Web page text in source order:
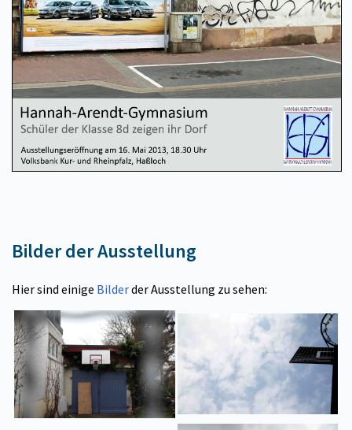
Bilder der Ausstellung
Hier sind einige Bilderder Ausstellung zu sehen: